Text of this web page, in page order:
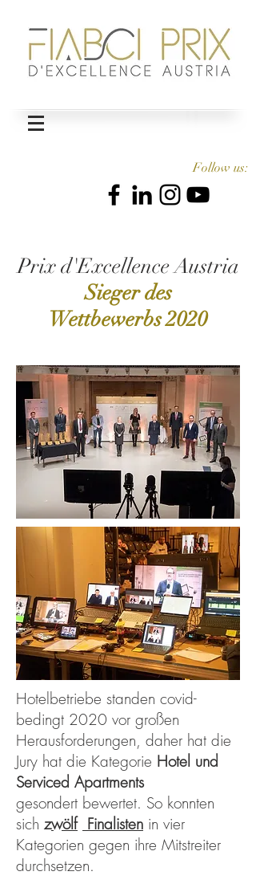
Follow us:
Prix d'Excellence Austria
Sieger des
Wettbewerbs2020
Hotelbetriebe standen covid-
bedingt 2020 vor großen
Herausforderungen, daher hat die
Jury hat die Kategorie Hotel und
Serviced Apartments
gesondert bewertet. So konnten
sich zwölf Finalisten in vier
Kategorien gegen ihre Mitstreiter
durchsetzen.